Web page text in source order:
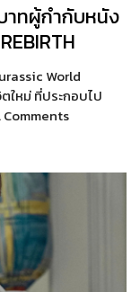
าทผู้กำกับหนัง
World
ใหม่ ที่ประกอบไป